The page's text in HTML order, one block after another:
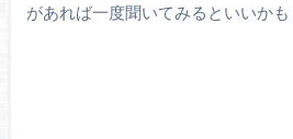
があれば一度聞いてみるといいかも